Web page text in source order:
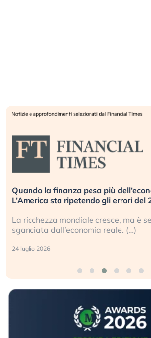
Quando la finanza pesa più
L’America sta ripetendo gli errori del
La ricchezza mondiale cresce, ma è
sganciata dall’economia reale. (…)
24 luglio 2026